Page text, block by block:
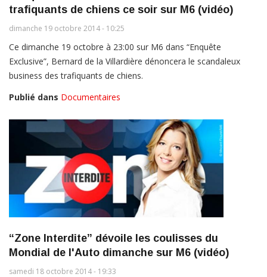
trafiquants de chiens ce soir sur M6 (vidéo)
dimanche 19 octobre 2014 - 10:25
Ce dimanche 19 octobre à 23:00 sur M6 dans “Enquête
Exclusive”, Bernard de la Villardière dénoncera le scandaleux
business des trafiquants de chiens.
Publié dans Documentaires
“Zone Interdite” dévoile les coulisses du
Mondial de l'Auto dimanche sur M6 (vidéo)
samedi 18 octobre 2014 - 19:33